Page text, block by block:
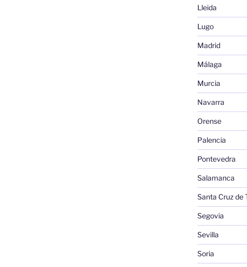
Lleida
Lugo
Madrid
Málaga
Murcia
Navarra
Orense
Palencia
Pontevedra
Salamanca
Santa Cruz de
Segovia
Sevilla
Soria